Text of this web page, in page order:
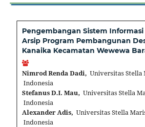
Pengembangan Sistem
Arsip Program Pembangunan
Kanaika Kecamatan Wewewa
Nimrod Renda Dadi, Universitas Stella
Indonesia
Stefanus D.I. Mau, Universitas Stella
Indonesia
Alexander Adis, Universitas Stella
Indonesia